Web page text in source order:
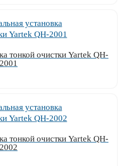
тонкой очистки Yartek QH-
2001
тонкой очистки Yartek QH-
2002